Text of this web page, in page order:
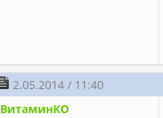
2.05.2014 / 11:40
ВитаминКО